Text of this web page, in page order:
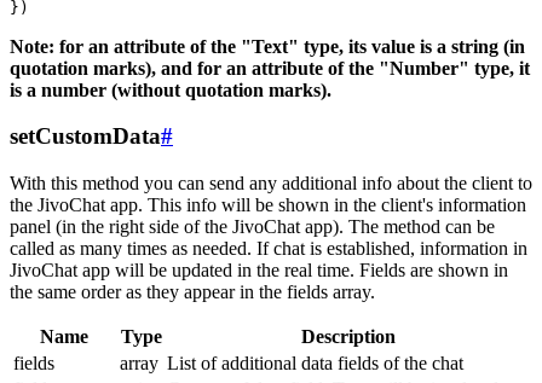
Note: for an attribute of the "Text" type, its value is a string (in
quotation marks), and for an attribute of the "Number" type, it
is a number (without quotation marks).
setCustomData#
With this method you can send any additional info about the client to
the JivoChat app. This info will be shown in the client's information
panel (in the right side of the JivoChat app). The method can be
called as many times as needed. If chat is established, information in
JivoChat app will be updated in the real time. Fields are shown in
the same order as they appear in the fields array.
Name Type
Description
fields
array List of additional data fields of the chat